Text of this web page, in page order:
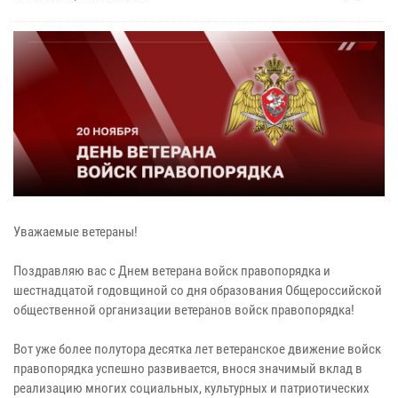
Уважаемые ветераны!
Поздравляю вас с Днем ветерана войск правопорядка и
шестнадцатой годовщиной со дня образования Общероссийской
общественной организации ветеранов войск правопорядка!
Вот уже более полутора десятка лет ветеранское движение войск
правопорядка успешно развивается, внося значимый вклад в
реализацию многих социальных, культурных и патриотических